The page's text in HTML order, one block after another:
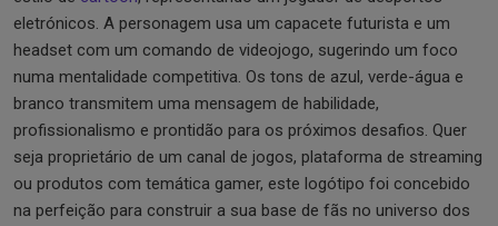
eletrónicos. A personagem usa um capacete futurista e um
headset com um comando de videojogo, sugerindo um foco
numa mentalidade competitiva. Os tons de azul, verde-água e
branco transmitem uma mensagem de habilidade,
profissionalismo e prontidão para os próximos desafios. Quer
seja proprietário de um canal de jogos, plataforma de streaming
ou produtos com temática gamer, este logótipo foi concebido
na perfeição para construir a sua base de fãs no universo dos